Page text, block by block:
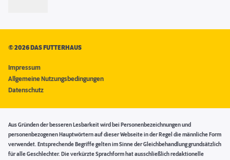
©2026 DAS FUTTERHAUS
Impressum
Allgemeine Nutzungsbedingungen
Datenschutz
Aus Gründen der besseren Lesbarkeit wird bei Personenbezeichnungen und
personenbezogenen Hauptwörtern auf dieser Webseite in der Regel die männliche Form
verwendet. Entsprechende Begriffe gelten im Sinne der Gleichbehandlung grundsätzlich
für alle Geschlechter. Die verkürzte Sprachform hat ausschließlich redaktionelle